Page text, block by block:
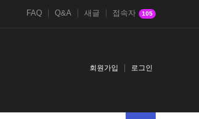
FAQ Q&A 새글 접속자 105
회원가입 로그인